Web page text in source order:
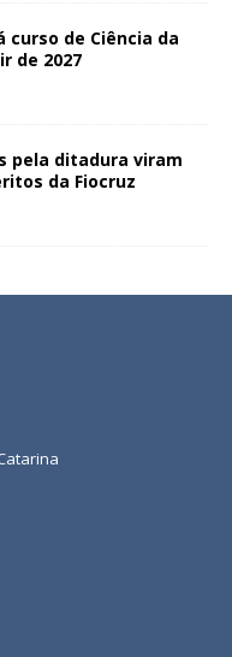
curso de Ciência da
de 2027
pela ditadura viram
da Fiocruz